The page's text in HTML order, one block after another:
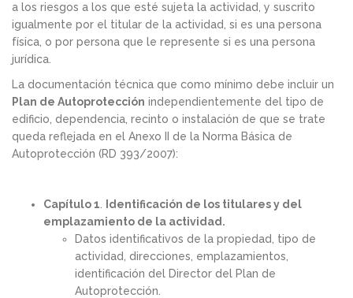
a los riesgos a los que esté sujeta la actividad, y suscrito
igualmente por el titular de la actividad, si es una persona
física, o por persona que le represente si es una persona
jurídica.
La documentación técnica que como mínimo debe incluir un
Plan de Autoprotección independientemente del tipo de
edificio, dependencia, recinto o instalación de que se trate
queda reflejada en el Anexo II de la Norma Básica de
Autoprotección (RD 393/2007):
Capítulo 1
Identificación de los titulares y del
emplazamiento de la actividad.
Datos identificativos de la propiedad, tipo de
actividad, direcciones, emplazamientos,
identificación del Director del Plan de
Autoprotección.